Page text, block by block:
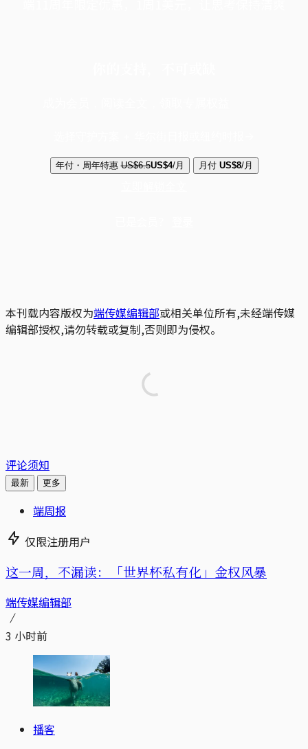
年付・周年特惠 US$6.5US$4/月 月付 US$8/月
本刊载内容版权为端传媒编辑部或相关单位所有,未经端传媒
编辑部授权,请勿转载或复制,否则即为侵权。
评论须知
最新 更多
端周报
仅限注册用户
这一周，不漏读：「世界杯私有化」金权风暴
端传媒编辑部
3 小时前
播客